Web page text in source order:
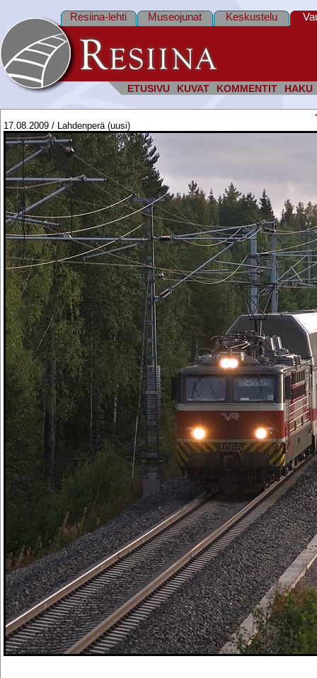
ETUSIVU KUVAT KOMMENTIT HAKU
Resiina-lehti Museojunat Keskustelu
17.08.2009 / Lahdenperä (uusi)